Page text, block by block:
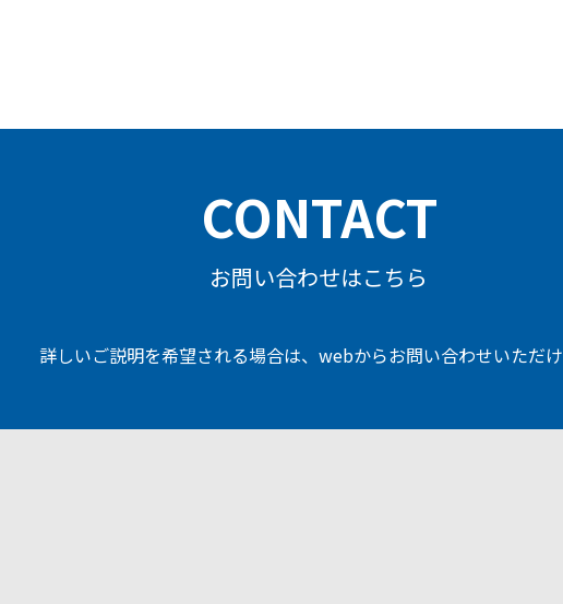
CONTACT
お問い合わせはこちら
詳しいご説明を希望される場合は、 webからお問い合わせいただ